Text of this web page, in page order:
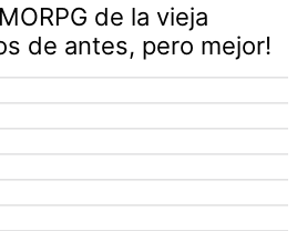
de la vieja
de antes, pero mejor!